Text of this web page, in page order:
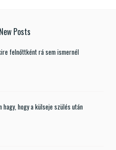
New Posts
felnőttként rá sem ismernél
hagy, hogy a külseje szülés után